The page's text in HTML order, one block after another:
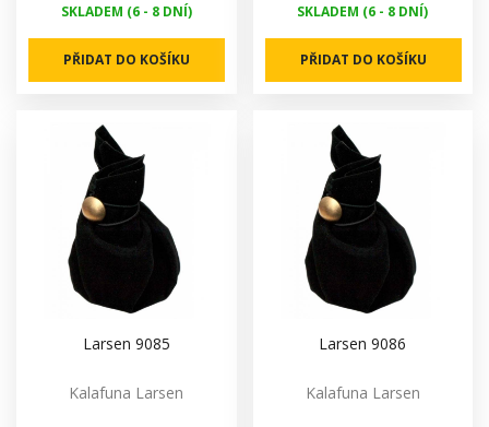
SKLADEM (6 - 8 DNÍ)
PŘIDAT DO KOŠÍKU
SKLADEM (6 - 8 DNÍ)
PŘIDAT DO KOŠÍKU
Larsen 9085
Kalafuna Larsen
Larsen 9086
Kalafuna Larsen